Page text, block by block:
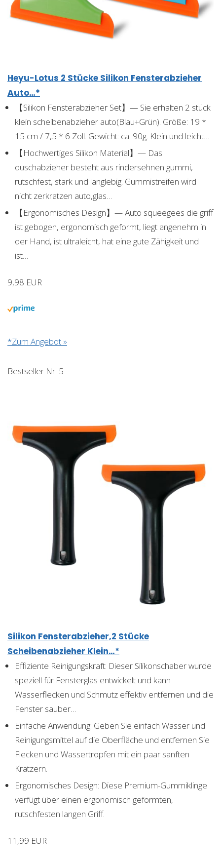
Heyu-Lotus 2 Stücke Silikon Fensterabzieher
Auto…*
【Silikon Fensterabzieher Set】— Sie erhalten 2 stück
klein scheibenabzieher auto(Blau+Grün). Größe: 19 *
15 cm / 7,5 * 6 Zoll. Gewicht: ca. 90g. Klein und leicht…
【Hochwertiges Silikon Material】— Das
duschabzieher besteht aus rindersehnen gummi,
rutschfest, stark und langlebig. Gummistreifen wird
nicht zerkratzen auto,glas…
【Ergonomisches Design】— Auto squeegees die griff
ist gebogen, ergonomisch geformt, liegt angenehm in
der Hand, ist ultraleicht, hat eine gute Zähigkeit und
ist…
9,98 EUR
*Zum Angebot »
Bestseller Nr. 5
Silikon Fensterabzieher,2 Stücke
Scheibenabzieher Klein…*
Effiziente Reinigungskraft: Dieser Silikonschaber wurde
speziell für Fensterglas entwickelt und kann
Wasserflecken und Schmutz effektiv entfernen und die
Fenster sauber…
Einfache Anwendung: Geben Sie einfach Wasser und
Reinigungsmittel auf die Oberfläche und entfernen Sie
Flecken und Wassertropfen mit ein paar sanften
Kratzern.
Ergonomisches Design: Diese Premium-Gummiklinge
verfügt über einen ergonomisch geformten,
rutschfesten langen Griff.
11,99 EUR